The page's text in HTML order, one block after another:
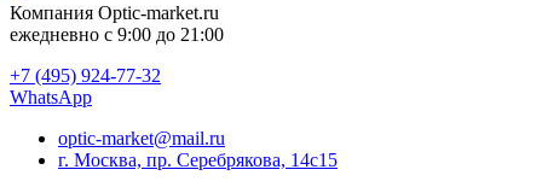
Компания Optic-market.ru
ежедневно с 9:00 до 21:00
+7 (495) 924-77-32
WhatsApp
optic-market@mail.ru
г. Москва, пр. Серебрякова, 14с15